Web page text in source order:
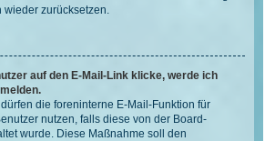
wieder zurücksetzen.
auf den E-Mail-Link klicke, werde ich
die foreninterne E-Mail-Funktion für
nutzen, falls diese von der Board-
wurde. Diese Maßnahme soll den